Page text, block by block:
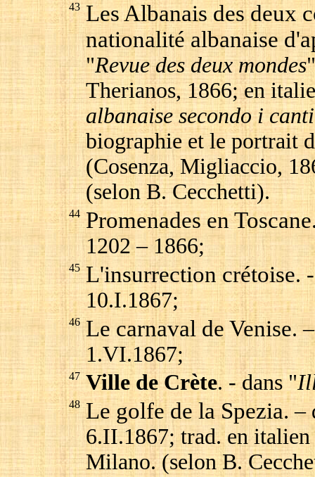
43 Les Albanais des deux
nationalité albanaise
"Revue des deux mondes
Therianos, 1866; en
albanaise secondo i
biographie et le portrait
(Cosenza, Migliaccio,
(selon B. Cecchetti).
44 Promenades en Toscane
1202 – 1866;
45 L'insurrection crétoise.
10.I.1867;
46 Le carnaval de Venise.
1.VI.1867;
47 Ville de Crète. - dans "
48 Le golfe de la Spezia. –
6.II.1867; trad. en italien
Milano. (selon B.